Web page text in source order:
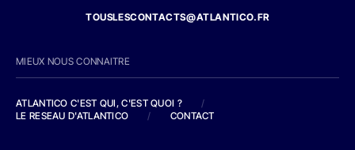
TOUSLESCONTACTS@ATLANTICO.FR
MIEUX NOUS CONNAITRE
ATLANTICO C'EST QUI, C'EST QUOI ?
/
LE RESEAU D'ATLANTICO
/ CONTACT